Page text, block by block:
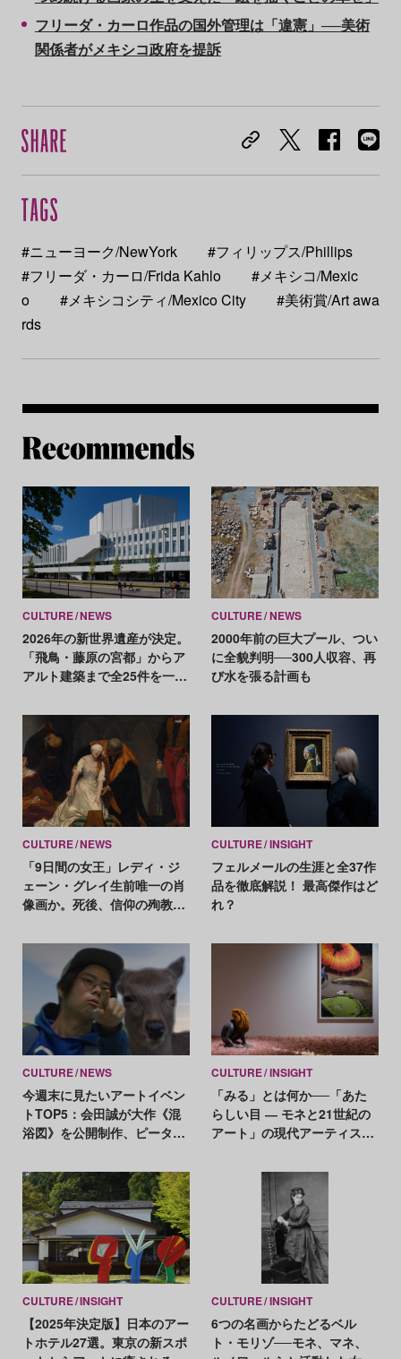
フリーダ・カーロ作品の国外管理は「違憲」──美術
関係者がメキシコ政府を提訴
#ニューヨーク/NewYork
#フィリップス/Phillips
#フリーダ・カーロ/Frida Kahlo
#メキシコ/Mexic
o
#メキシコシティ/Mexico City
#美術賞/Art awa
rds
CULTURE NEWS
2026年の新世界遺産が決定。
「飛鳥・藤原の宮都」からア
アルト建築まで全25件を一挙
CULTURE NEWS
2000年前の巨大プール、つい
に全貌判明──300人収容、再
び水を張る計画も
CULTURE NEWS
「9日間の女王」レディ・ジ
ェーン・グレイ生前唯一の肖
像画か。死後、信仰の殉教者
CULTURE INSIGHT
フェルメールの生涯と全37作
品を徹底解説！ 最高傑作はど
れ？
CULTURE NEWS
今週末に見たいアートイベン
トTOP5：会田誠が大作《混
浴図》を公開制作、ピータ
CULTURE INSIGHT
「みる」とは何か──「あた
らしい目 ― モネと21世紀の
アート」の現代アーティスト
CULTURE INSIGHT
【2025年決定版】日本のアー
トホテル27選。東京の新スポ
CULTURE INSIGHT
6つの名画からたどるベル
ト・モリゾ──モネ、マネ、